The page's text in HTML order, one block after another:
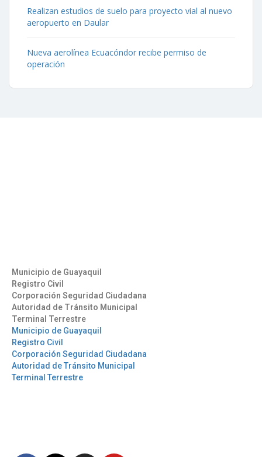
Realizan estudios de suelo para proyecto vial al nuevo
aeropuerto en Daular
Nueva aerolínea Ecuacóndor recibe permiso de
operación
Municipio de Guayaquil
Registro Civil
Corporación Seguridad Ciudadana
Autoridad de Tránsito Municipal
Terminal Terrestre
Municipio de Guayaquil
Registro Civil
Corporación Seguridad Ciudadana
Autoridad de Tránsito Municipal
Terminal Terrestre